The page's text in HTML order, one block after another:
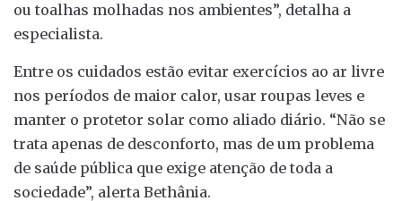
ou toalhas molhadas nos ambientes”, detalha a
especialista.
Entre os cuidados estão evitar exercícios ao ar livre
nos períodos de maior calor, usar roupas leves e
manter o protetor solar como aliado diário. “Não se
trata apenas de desconforto, mas de um problema
de saúde pública que exige atenção de toda a
sociedade”, alerta Bethânia.